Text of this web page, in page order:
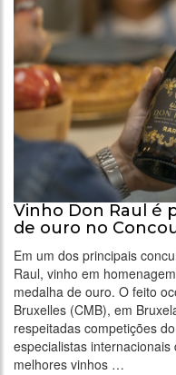
Vinho Don Raul é
de ouro no
Em um dos principais
Raul, vinho em
medalha de ouro. O feito
Bruxelles (CMB), em
respeitadas competições
especialistas
melhores vinhos …